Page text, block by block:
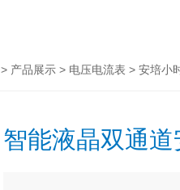
> 产品展示 > 电压电流表 > 安培小
智能液晶双通